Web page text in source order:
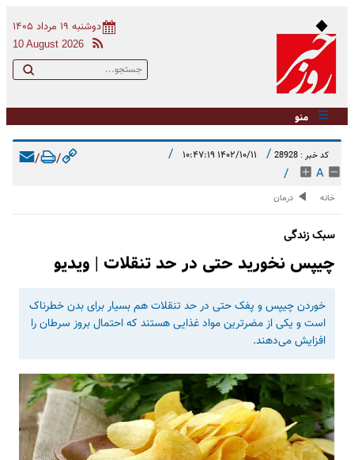
دوشنبه ۱۹ مرداد ۱۴۰۵
10 August 2026
منو
کد خبر : 28928 / ۱۴۰۲/۱۰/۱۱ ۱۰:۴۷:۱۹ /
A
/
/
/
خانه درمان
سبک زندگی
چیپس نخورید حتی در حد تنقلات | ویدیو
​خوردن چیپس و پفک حتی در حد تنقلات هم بسیار برای بدن خطرناک
است و یکی از مضرترین مواد غذایی هستند که احتمال بروز سرطان را
افزایش می‌دهند.